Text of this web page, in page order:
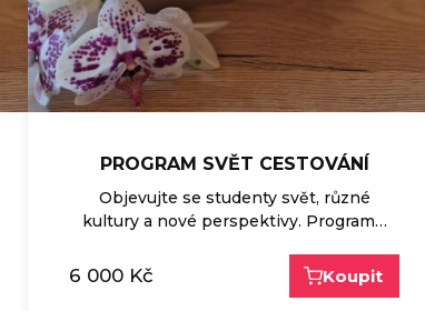
PROGRAM SVĚT CESTOVÁNÍ
Objevujte se studenty svět, různé
kultury a nové perspektivy. Program…
6 000 Kč Koupit